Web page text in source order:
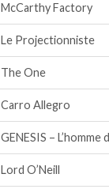
McCarthy Factory
Le Projectionniste
The One
Carro Allegro
GENESIS – L’homme
Lord O’Neill